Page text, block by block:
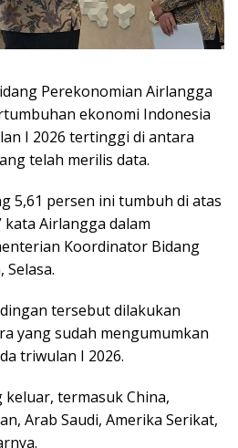
Perekonomian Airlangga
ekonomi Indonesia
I 2026 tertinggi di antara
telah merilis data.
5,61 persen ini tumbuh di atas
kata Airlangga dalam
Koordinator Bidang
Selasa.
tersebut dilakukan
yang sudah mengumumkan
triwulan I 2026.
keluar, termasuk China,
Arab Saudi, Amerika Serikat,